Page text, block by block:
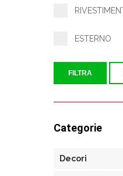
ESTERNO
FILTRA
Categorie
Decori